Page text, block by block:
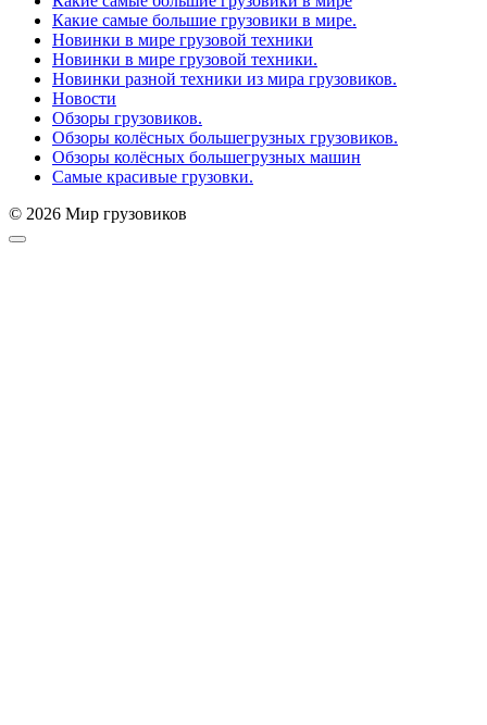
Какие самые большие грузовики в мире.
Новинки в мире грузовой техники
Новинки в мире грузовой техники.
Новинки разной техники из мира грузовиков.
Новости
Обзоры грузовиков.
Обзоры колёсных большегрузных грузовиков.
Обзоры колёсных большегрузных машин
Самые красивые грузовки.
© 2026 Мир грузовиков